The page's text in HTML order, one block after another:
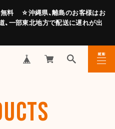
料 ☆沖縄県、離島のお客様はお
部東北地方で配送に遅れが出
MENU
CLOSE